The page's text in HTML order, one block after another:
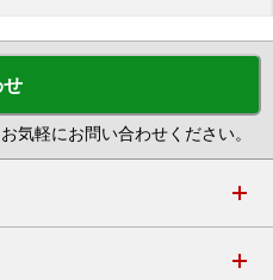
せ
気軽にお問い合わせください。